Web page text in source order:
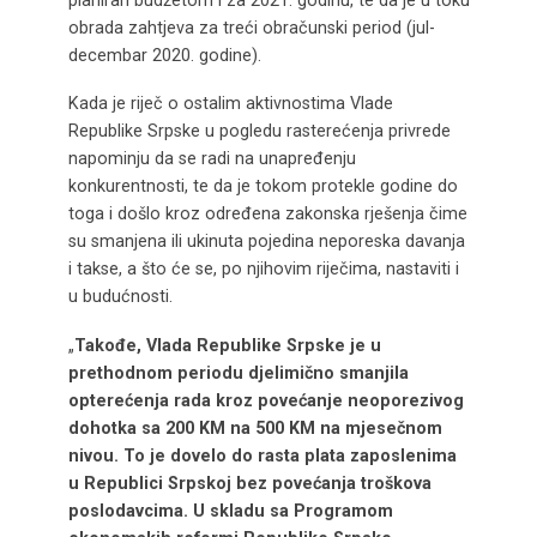
obrada zahtjeva za treći obračunski period (jul-
decembar 2020. godine).
Kada je riječ o ostalim aktivnostima Vlade
Republike Srpske u pogledu rasterećenja privrede
napominju da se radi na unapređenju
konkurentnosti, te da je tokom protekle godine do
toga i došlo kroz određena zakonska rješenja čime
su smanjena ili ukinuta pojedina neporeska davanja
i takse, a što će se, po njihovim riječima, nastaviti i
u budućnosti.
„Takođe, Vlada Republike Srpske je u
prethodnom periodu djelimično smanjila
opterećenja rada kroz povećanje neoporezivog
dohotka sa 200 KM na 500 KM na mjesečnom
nivou. To je dovelo do rasta platazaposlenima
u Republici Srpskoj bez povećanja troškova
poslodavcima. U skladu sa Programom